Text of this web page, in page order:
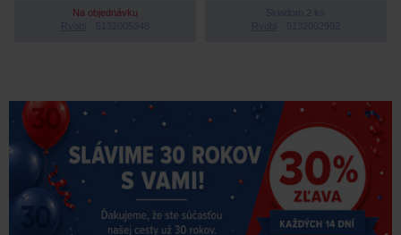
Na objednávku Skladom 2 ks